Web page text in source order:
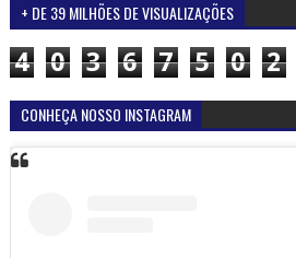
+ DE 39 MILHÕES DE VISUALIZAÇÕES
4 0 3 6 7 5 0 2
CONHEÇA NOSSO INSTAGRAM